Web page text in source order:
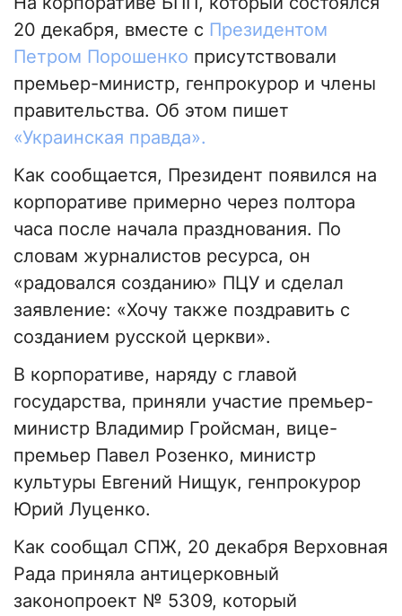
20 декабря, вместе с Президентом
Петром Порошенко присутствовали
премьер-министр, генпрокурор и члены
правительства. Об этом пишет
«Украинская правда».
Как сообщается, Президент появился на
корпоративе примерно через полтора
часа после начала празднования. По
словам журналистов ресурса, он
«радовался созданию» ПЦУ и сделал
заявление: «Хочу также поздравить с
созданием русской церкви».
В корпоративе, наряду с главой
государства, приняли участие премьер-
министр Владимир Гройсман, вице-
премьер Павел Розенко, министр
культуры Евгений Нищук, генпрокурор
Юрий Луценко.
Как сообщал СПЖ, 20 декабря Верховная
Рада приняла антицерковный
законопроект № 5309, который